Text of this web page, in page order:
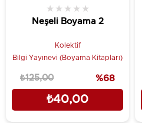
Neşeli Boyama 2
★ ★ ★ ★ ★
Kolektif
Bilgi Yayınevi (Boyama Kitapları)
₺40,00
₺125,00 %68